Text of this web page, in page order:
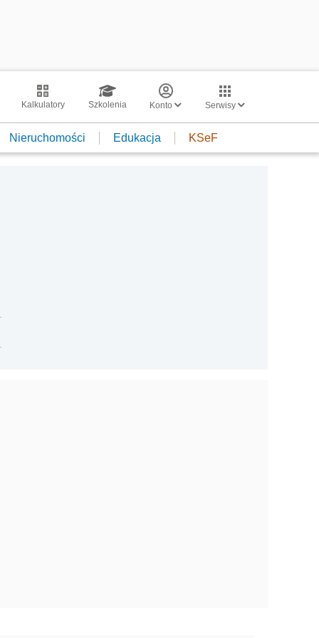
Kalkulatory Szkolenia Konto Serwisy
Nieruchomości Edukacja KSeF